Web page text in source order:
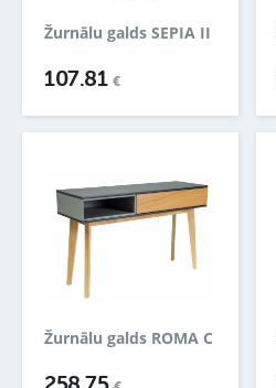
Žurnālu galds SEPIA II
107.81€
Žurnālu galds ROMA C